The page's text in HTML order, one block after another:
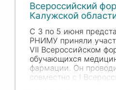
Всероссийский
Калужской
С 3 по 5 июня
РНИМУ приняли
VII Всероссийском
обучающихся
фармации. Он
совместно с I В